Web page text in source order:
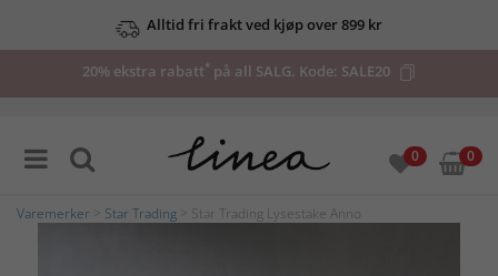
Alltid fri frakt ved kjøp over 899 kr
20% ekstra rabatt* på all SALG. Kode: SALE20
0 0
Varemerker Star Trading > Star Trading Lysestake Anno